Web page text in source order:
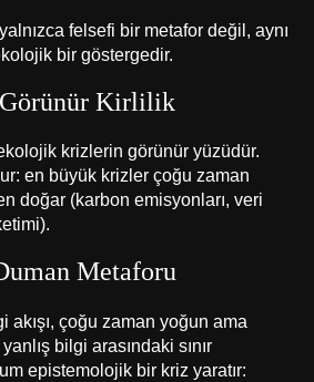
felsefi bir metafor değil, aynı
bir göstergedir.
Kirlilik
krizlerin görünür yüzüdür.
en büyük krizler çoğu zaman
doğar (karbon emisyonları, veri
Metaforu
akışı, çoğu zaman yoğun ama
bilgi arasındaki sınır
epistemolojik bir kriz yaratır: